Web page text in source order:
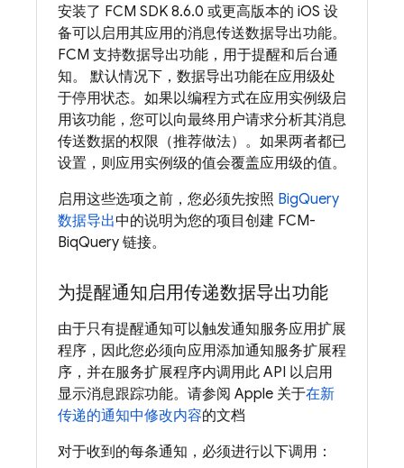
安装了 FCM SDK 8.6.0 或更高版本的 iOS 设
备可以启用其应用的消息传送数据导出功能。
FCM 支持数据导出功能，用于提醒和后台通
知。 默认情况下，数据导出功能在应用级处
于停用状态。 如果以编程方式在应用实例级启
用该功能，您可以向最终用户请求分析其消息
传送数据的权限（推荐做法）。 如果两者都已
设置，则应用实例级的值会覆盖应用级的值。
启用这些选项之前，您必须先按照 BigQuery
数据导出中的说明为您的项目创建 FCM-
BiqQuery 链接。
为提醒通知启用传递数据导出功能
由于只有提醒通知可以触发通知服务应用扩展
程序，因此您必须向应用添加通知服务扩展程
序，并在服务扩展程序内调用此 API 以启用
显示消息跟踪功能。请参阅 Apple 关于在新
传递的通知中修改内容的文档
对于收到的每条通知，必须进行以下调用：